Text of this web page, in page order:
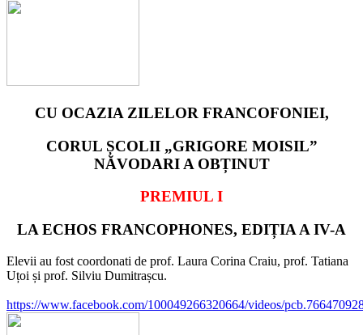
CU OCAZIA ZILELOR FRANCOFONIEI,
CORUL ȘCOLII „GRIGORE MOISIL”
NĂVODARI A OBȚINUT
PREMIUL I
LA ECHOS FRANCOPHONES, EDIȚIA A IV-A
Elevii au fost coordonati de prof. Laura Corina Craiu, prof. Tatiana
Uțoi și prof. Silviu Dumitrașcu.
https://www.facebook.com/100049266320664/videos/